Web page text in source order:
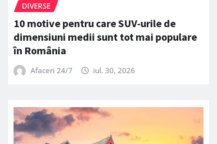
DIVERSE
10 motive pentru care SUV-urile de
dimensiuni medii sunt tot mai populare
în România
Afaceri 24/7 iul. 30, 2026